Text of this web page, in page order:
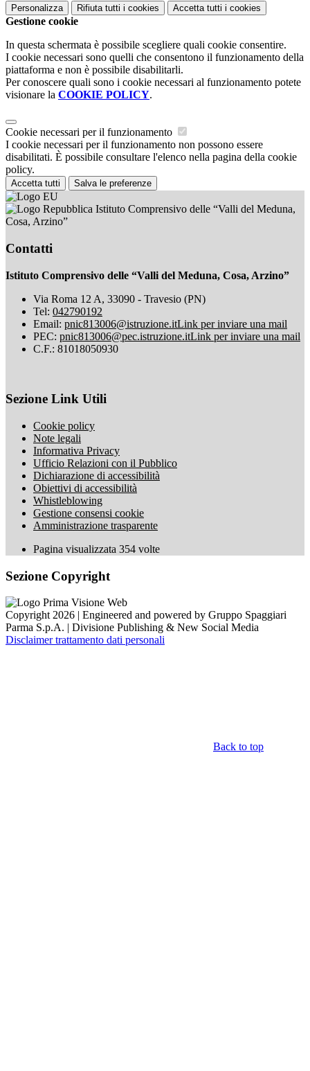
Personalizza Rifiuta tutti i cookies Accetta tutti i cookies
Gestione cookie
In questa schermata è possibile scegliere quali cookie consentire.
I cookie necessari sono quelli che consentono il funzionamento della
piattaforma e non è possibile disabilitarli.
Per conoscere quali sono i cookie necessari al funzionamento potete
visionare la COOKIE POLICY.
Cookie necessari per il funzionamento
I cookie necessari per il funzionamento non possono essere
disabilitati. È possibile consultare l'elenco nella pagina della cookie
policy.
Accetta tutti Salva le preferenze
Istituto Comprensivo delle “Valli del Meduna,
Cosa, Arzino”
Contatti
Istituto Comprensivo delle “Valli del Meduna, Cosa, Arzino”
Via Roma 12 A, 33090 - Travesio (PN)
Tel: 042790192
Email: pnic813006@istruzione.itLink per inviare una mail
PEC: pnic813006@pec.istruzione.itLink per inviare una mail
C.F.: 81018050930
Sezione Link Utili
Cookie policy
Note legali
Informativa Privacy
Ufficio Relazioni con il Pubblico
Dichiarazione di accessibilità
Obiettivi di accessibilità
Whistleblowing
Gestione consensi cookie
Amministrazione trasparente
Pagina visualizzata 354 volte
Sezione Copyright
Copyright 2026 | Engineered and powered by Gruppo Spaggiari
Parma S.p.A. | Divisione Publishing & New Social Media
Disclaimer trattamento dati personali
Back to top